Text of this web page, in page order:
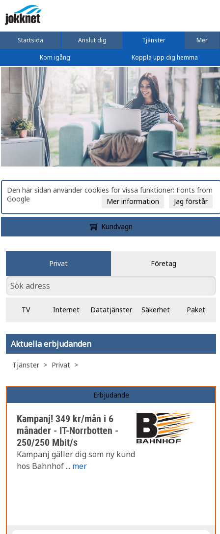
Startsida Anslut dig Tjänster Mer
Kom igång Koppla upp dig hemma
Den här sidan använder cookies för vissa funktioner: Fonts from
Google
Jag förstår
Mer information
Kundvagn
Privat Företag
TV Internet Datatjänster Säkerhet Paket
Aktuella erbjudanden
Tjänster Privat
Erbjudande
Kampanj! 349 kr/mån i 6
månader - IT-Norrbotten -
250/250 Mbit/s
Kampanj gäller dig som ny kund
hos Bahnhof ... mer